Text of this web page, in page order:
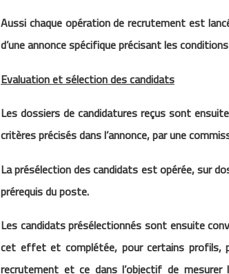
Aussi chaque opération de recrutement est
d’une annonce spécifique précisant les
Evaluation et sélection des candidats
Les dossiers de candidatures reçus sont
critères précisés dans l’annonce, par une
La présélection des candidats est opérée, sur
prérequis du poste.
Les candidats présélectionnés sont ensuite
cet effet et complétée, pour certains profils,
recrutement et ce dans l’objectif de mesurer